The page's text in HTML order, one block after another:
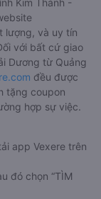
Kim Thành -
lượng, và uy tín
với bất cứ giao
Dương từ Quảng
đều được
tặng coupon
hợp sự việc.
app Vexere trên
đó chọn “TÌM